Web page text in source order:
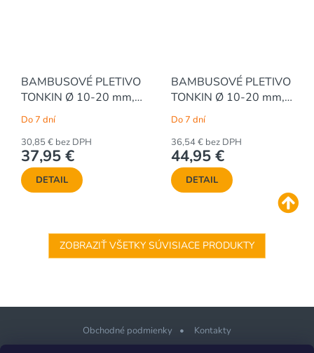
BAMBUSOVÉ PLETIVO
TONKIN Ø 10-20 mm,
š.180 x v.100 cm
Do 7 dní
30,85 € bez DPH
37,95 €
DETAIL
BAMBUSOVÉ PLETIVO
TONKIN Ø 10-20 mm,
180 x 120 cm
Do 7 dní
36,54 € bez DPH
44,95 €
DETAIL
ZOBRAZIŤ VŠETKY SÚVISIACE PRODUKTY
Obchodné podmienky Kontakty